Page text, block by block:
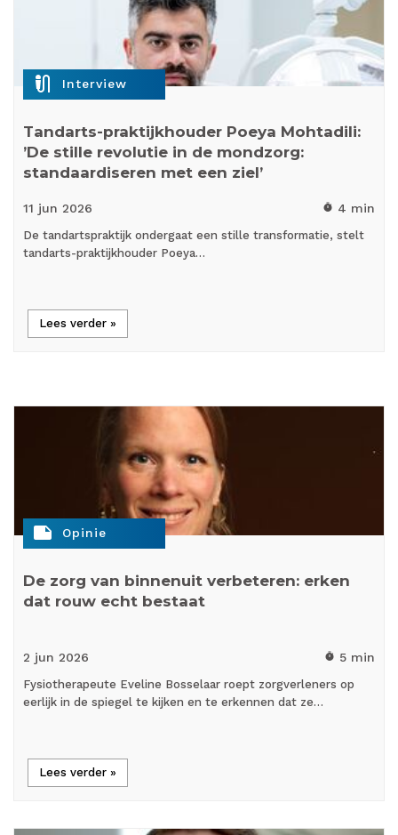
mic_external_on Interview
Tandarts-praktijkhouder Poeya Mohtadili:
’De stille revolutie in de mondzorg:
standaardiseren met een ziel’
11 jun 2026 timer 4 min
De tandartspraktijk ondergaat een stille transformatie, stelt
tandarts-praktijkhouder Poeya…
Lees verder »
note Opinie
De zorg van binnenuit verbeteren: erken
dat rouw echt bestaat
2 jun 2026 timer 5 min
Fysiotherapeute Eveline Bosselaar roept zorgverleners op
eerlijk in de spiegel te kijken en te erkennen dat ze…
Lees verder »